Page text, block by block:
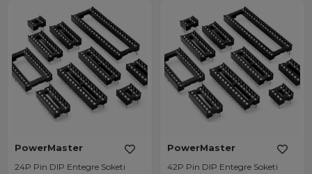
PowerMaster
24P Pin DIP Entegre Soketi
PowerMaster
42P Pin DIP Entegre Soketi